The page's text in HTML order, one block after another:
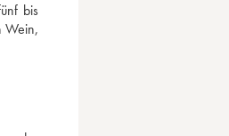
bis
Wein,